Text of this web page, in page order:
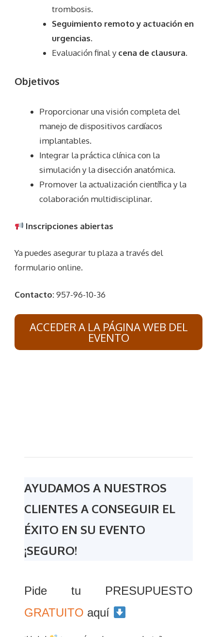
trombosis.
Seguimiento remoto y actuación en
urgencias.
Evaluación final y cena de clausura.
Objetivos
Proporcionar una visión completa del
manejo de dispositivos cardíacos
implantables.
Integrar la práctica clínica con la
simulación y la disección anatómica.
Promover la actualización científica y la
colaboración multidisciplinar.
Inscripciones abiertas
Ya puedes asegurar tu plaza a través del
formulario online.
Contacto:957-96-10-36
ACCEDER A LA PÁGINA WEB DEL
EVENTO
AYUDAMOS A NUESTROS
CLIENTES A CONSEGUIR EL
ÉXITO EN SU EVENTO
¡SEGURO!
Pide tu PRESUPUESTO
GRATUITO aquí